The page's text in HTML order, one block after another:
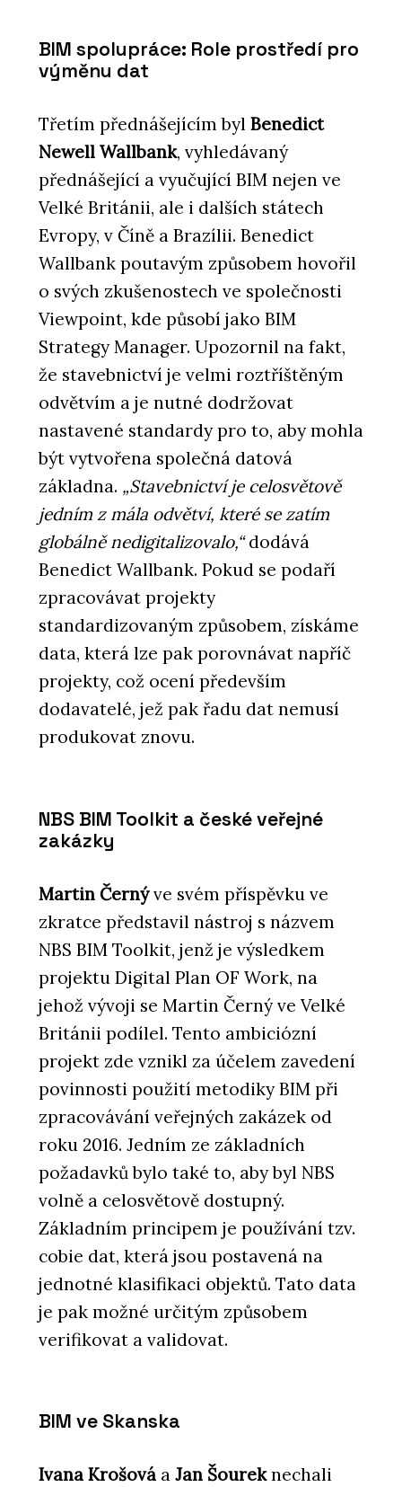
BIM spolupráce: Role prostředí pro
výměnu dat
Třetím přednášejícím byl Benedict
Newell Wallbank, vyhledávaný
přednášející a vyučující BIM nejen ve
Velké Británii, ale i dalších státech
Evropy, v Číně a Brazílii. Benedict
Wallbank poutavým způsobem hovořil
o svých zkušenostech ve společnosti
Viewpoint, kde působí jako BIM
Strategy Manager. Upozornil na fakt,
že stavebnictví je velmi roztříštěným
odvětvím a je nutné dodržovat
nastavené standardy pro to, aby mohla
být vytvořena společná datová
základna. „Stavebnictví je celosvětově
jedním z mála odvětví, které se zatím
globálně nedigitalizovalo,“dodává
Benedict Wallbank. Pokud se podaří
zpracovávat projekty
standardizovaným způsobem, získáme
data, která lze pak porovnávat napříč
projekty, což ocení především
dodavatelé, jež pak řadu dat nemusí
produkovat znovu.
NBS BIM Toolkit a české veřejné
zakázky
Martin Černýve svém příspěvku ve
zkratce představil nástroj s názvem
NBS BIM Toolkit, jenž je výsledkem
projektu Digital Plan OF Work, na
jehož vývoji se Martin Černý ve Velké
Británii podílel. Tento ambiciózní
projekt zde vznikl za účelem zavedení
povinnosti použití metodiky BIM při
zpracovávání veřejných zakázek od
roku 2016. Jedním ze základních
požadavků bylo také to, aby byl NBS
volně a celosvětově dostupný.
Základním principem je používání tzv.
cobie dat, která jsou postavená na
jednotné klasifikaci objektů. Tato data
je pak možné určitým způsobem
verifikovat a validovat.
BIM ve Skanska
Ivana Krošová a Jan Šoureknechali